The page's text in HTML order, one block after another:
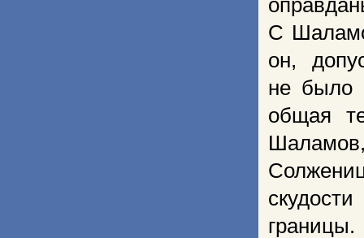
С
он,
не было
общая
границы.